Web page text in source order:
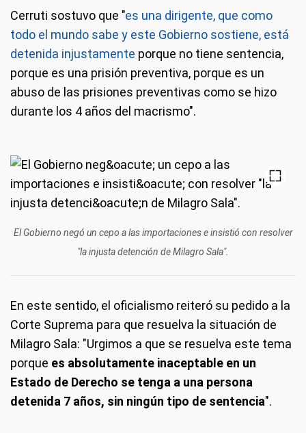
Cerruti sostuvo que "es una dirigente, que como
todo el mundo sabe y este Gobierno sostiene, está
detenida injustamente porque no tiene sentencia,
porque es una prisión preventiva, porque es un
abuso de las prisiones preventivas como se hizo
durante los 4 años del macrismo".
El Gobierno negó un cepo a las importaciones e insistió con resolver
"la injusta detención de Milagro Sala".
En este sentido, el oficialismo reiteró su pedido a la
Corte Suprema para que resuelva la situación de
Milagro Sala: "Urgimos a que se resuelva este tema
porque es absolutamente inaceptable en un
Estado de Derecho se tenga a una persona
detenida 7 años, sin ningún tipo de sentencia".